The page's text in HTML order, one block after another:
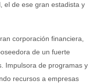
el de ese gran estadista y
corporación financiera,
de un fuerte
Impulsora de programas y
recursos a empresas